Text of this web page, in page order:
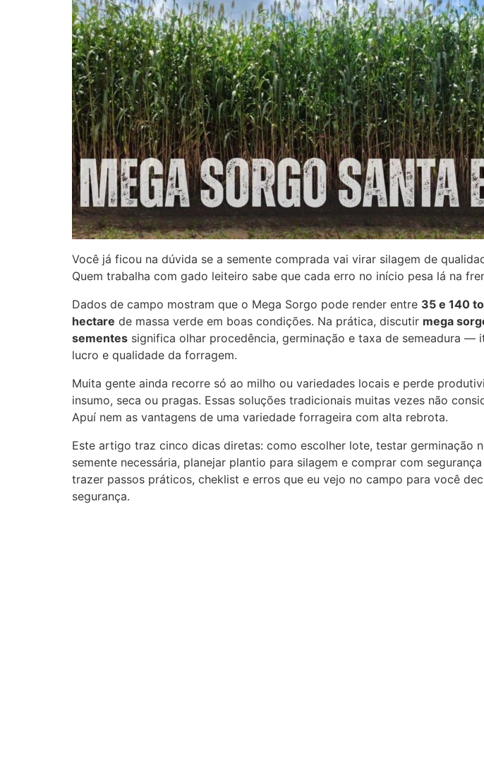
Você já ficou na dúvida se a semente comprada vai virar silagem de
Quem trabalha com gado leiteiro sabe que cada erro no início pesa lá na
Dados de campo mostram que o Mega Sorgo pode render entre 35 e 140
hectare de massa verde em boas condições. Na prática, discutir mega
sementes significa olhar procedência, germinação e taxa de semeadura —
lucro e qualidade da forragem.
Muita gente ainda recorre só ao milho ou variedades locais e perde
insumo, seca ou pragas. Essas soluções tradicionais muitas vezes não
Apuí nem as vantagens de uma variedade forrageira com alta rebrota.
Este artigo traz cinco dicas diretas: como escolher lote, testar germinação
semente necessária, planejar plantio para silagem e comprar com
trazer passos práticos, cheklist e erros que eu vejo no campo para você
segurança.